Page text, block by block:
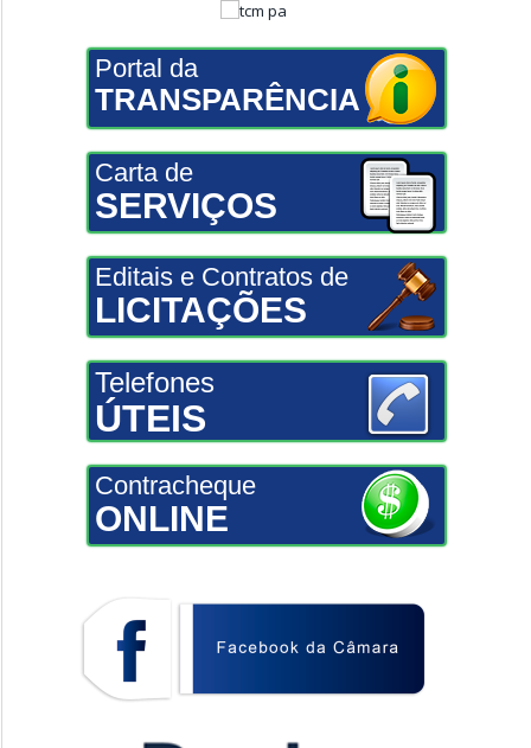
Portal da
TRANSPARÊNCIA
Carta de
SERVIÇOS
Editais e Contratos de
LICITAÇÕES
Telefones
ÚTEIS
Contracheque
ONLINE